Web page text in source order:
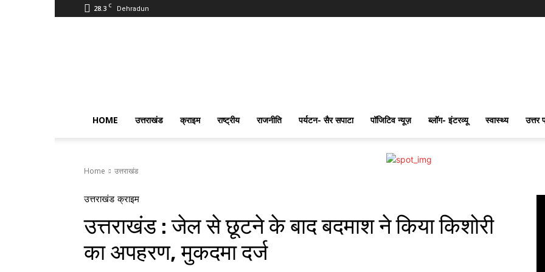
28.3 C Dehradun
HOME उत्तराखंड क्राइम राष्ट्रीय राजनीति पर्यटन- सैर सपाटा पॉजिटिव न्यूज़ ब्लॉग- इंटरव्यू स्वास्थ्य उत्तर
Home उत्तराखंड
उत्तराखंड क्राइम
उत्तराखंड : जेल से छूटने के बाद बदमाश ने किया किशोरी
का अपहरण, मुकदमा दर्ज